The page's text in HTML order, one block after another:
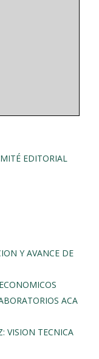
EDITORIAL
Y AVANCE DE
ACA
VISION TECNICA